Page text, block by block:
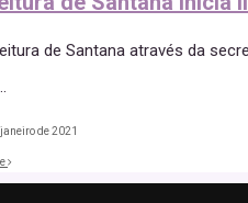
de Santana através da
de 2021